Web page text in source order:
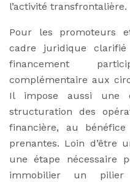
l’activité transfrontalière.
Pour les promoteurs
cadre juridique
financement
complémentaire aux
Il impose aussi une
structuration des
financière, au
prenantes. Loin d’être
une étape nécessaire
immobilier un pilier